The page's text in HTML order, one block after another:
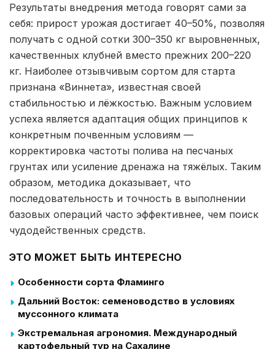
Результаты внедрения метода говорят сами за
себя: прирост урожая достигает 40–50%, позволяя
получать с одной сотки 300–350 кг выровненных,
качественных клубней вместо прежних 200–220
кг. Наиболее отзывчивым сортом для старта
признана «Виннета», известная своей
стабильностью и лёжкостью. Важным условием
успеха является адаптация общих принципов к
конкретным почвенным условиям —
корректировка частоты полива на песчаных
грунтах или усиление дренажа на тяжёлых. Таким
образом, методика доказывает, что
последовательность и точность в выполнении
базовых операций часто эффективнее, чем поиск
чудодейственных средств.
ЭТО МОЖЕТ БЫТЬ ИНТЕРЕСНО
Особенности сорта Фламинго
Дальний Восток: семеноводство в условиях
муссонного климата
Экстремальная агрономия. Международный
картофельный тур на Сахалине